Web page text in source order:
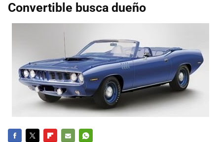
Convertible busca dueño